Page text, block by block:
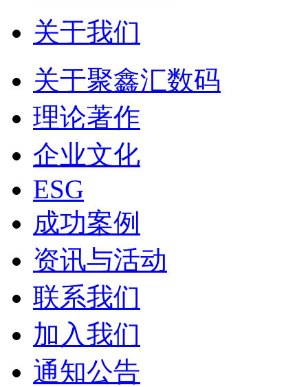
关于我们
关于聚鑫汇数码
理论著作
企业文化
ESG
成功案例
资讯与活动
联系我们
加入我们
通知公告